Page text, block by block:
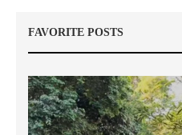
FAVORITE POSTS